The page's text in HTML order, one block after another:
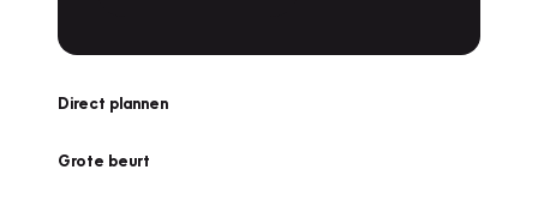
Direct plannen
Grote beurt